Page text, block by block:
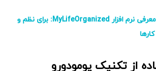
معرفی نرم افزار MyLifeOrganized: برای نظم و
از تکنیک پومودورو